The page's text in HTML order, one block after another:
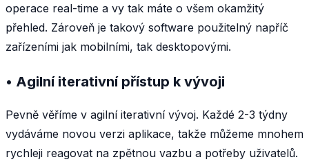
operace real-time a vy tak máte o všem okamžitý
přehled. Zároveň je takový software použitelný napříč
zařízeními jak mobilními, tak desktopovými.
• Agilní iterativní přístup k vývoji
Pevně věříme v agilní iterativní vývoj. Každé 2-3 týdny
vydáváme novou verzi aplikace, takže můžeme mnohem
rychleji reagovat na zpětnou vazbu a potřeby uživatelů.